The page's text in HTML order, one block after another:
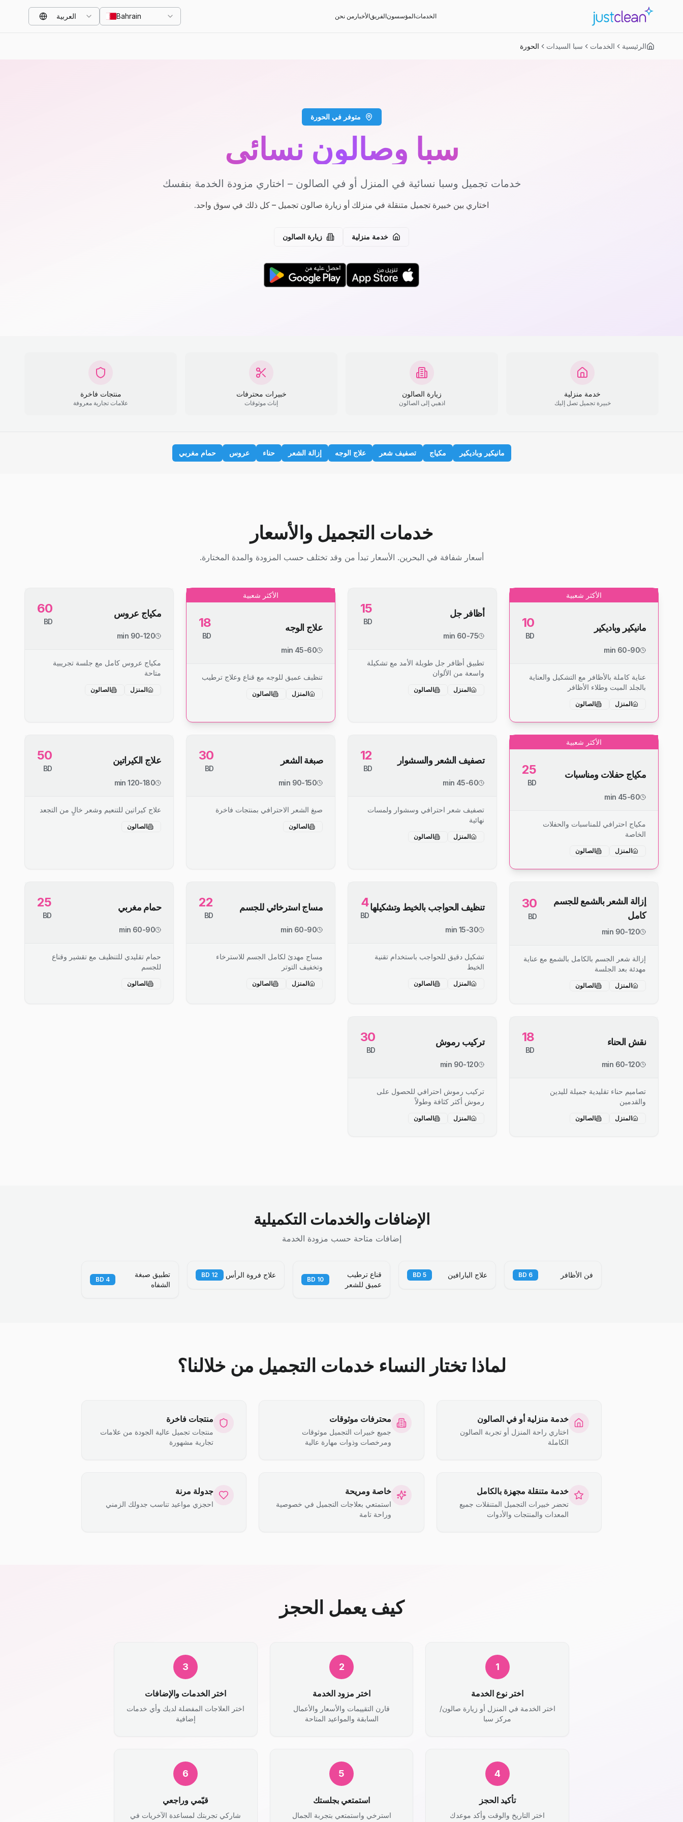
الخدماتالمؤسسونالفريقالأخبار من نحن Bahrain العربية
الرئيسية الخدمات سبا السيدات الحورة
متوفر في الحورة
سبا وصالون نسائي
خدمات تجميل وسبا نسائية في المنزل أو في الصالون – اختاري مزودة الخدمة بنفسك
اختاري بين خبيرة تجميل متنقلة في منزلك أو زيارة صالون تجميل – كل ذلك في سوق واحد.
خدمة منزلية زيارة الصالون
خدمة منزلية
خبيرة تجميل تصل إليك
زيارة الصالون
اذهبي إلى الصالون
خبيرات محترفات
إناث موثوقات
منتجات فاخرة
علامات تجارية معروفة
مانيكير وباديكير مكياج تصفيف شعر علاج الوجه إزالة الشعر حناء عروس حمام مغربي
خدمات التجميل والأسعار
أسعار شفافة في البحرين. الأسعار تبدأ من وقد تختلف حسب المزودة والمدة المختارة.
الأكثر شعبية
مانيكير وباديكير 10
BD
60-90 min
عناية كاملة بالأظافر مع التشكيل والعناية
بالجلد الميت وطلاء الأظافر
المنزل الصالون
أظافر جل 15
BD
60-75 min
تطبيق أظافر جل طويلة الأمد مع تشكيلة
واسعة من الألوان
المنزل الصالون
الأكثر شعبية
علاج الوجه 18
BD
45-60 min
تنظيف عميق للوجه مع قناع وعلاج ترطيب
المنزل الصالون
مكياج عروس 60
BD
90-120 min
مكياج عروس كامل مع جلسة تجريبية
متاحة
المنزل الصالون
الأكثر شعبية
مكياج حفلات ومناسبات 25
BD
45-60 min
مكياج احترافي للمناسبات والحفلات
الخاصة
المنزل الصالون
تصفيف الشعر والسشوار 12
BD
45-60 min
تصفيف شعر احترافي وسشوار ولمسات
نهائية
المنزل الصالون
صبغة الشعر 30
BD
90-150 min
صبغ الشعر الاحترافي بمنتجات فاخرة
الصالون
علاج الكيراتين 50
BD
120-180 min
علاج كيراتين للتنعيم وشعر خالٍ من التجعد
الصالون
إزالة الشعر بالشمع للجسم
كامل
30
BD
90-120 min
إزالة شعر الجسم بالكامل بالشمع مع عناية
مهدئة بعد الجلسة
المنزل الصالون
تنظيف الحواجب بالخيط وتشكيلها4
BD
15-30 min
تشكيل دقيق للحواجب باستخدام تقنية
الخيط
المنزل الصالون
مساج استرخائي للجسم 22
BD
60-90 min
مساج مهدئ لكامل الجسم للاسترخاء
وتخفيف التوتر
المنزل الصالون
حمام مغربي 25
BD
60-90 min
حمام تقليدي للتنظيف مع تقشير وقناع
للجسم
الصالون
نقش الحناء 18
BD
60-120 min
تصاميم حناء تقليدية جميلة لليدين
والقدمين
المنزل الصالون
تركيب رموش 30
BD
90-120 min
تركيب رموش احترافي للحصول على
رموش أكثر كثافة وطولاً
المنزل الصالون
الإضافات والخدمات التكميلية
إضافات متاحة حسب مزودة الخدمة
فن الأظافر 6
BD علاج البارافين 5
BD
قناع ترطيب
عميق للشعر
10
BD
علاج فروة الرأس 12
BD
تطبيق صبغة
الشفاه
4
BD
لماذا تختار النساء خدمات التجميل من خلالنا؟
خدمة منزلية أو في الصالون
اختاري راحة المنزل أو تجربة الصالون
الكاملة
محترفات موثوقات
جميع خبيرات التجميل موثوقات
ومرخصات وذوات مهارة عالية
منتجات فاخرة
منتجات تجميل عالية الجودة من علامات
تجارية مشهورة
خدمة متنقلة مجهزة بالكامل
تحضر خبيرات التجميل المتنقلات جميع
المعدات والمنتجات والأدوات
خاصة ومريحة
استمتعي بعلاجات التجميل في خصوصية
وراحة تامة
جدولة مرنة
احجزي مواعيد تناسب جدولك الزمني
كيف يعمل الحجز
1
اختر نوع الخدمة
اختر الخدمة في المنزل أو زيارة صالون/
مركز سبا
2
اختر مزود الخدمة
قارن التقييمات والأسعار والأعمال
السابقة والمواعيد المتاحة
3
اختر الخدمات والإضافات
اختر العلاجات المفضلة لديك وأي خدمات
إضافية
4
تأكيد الحجز
اختر التاريخ والوقت وأكد موعدك
5
استمتعي بجلستك
استرخي واستمتعي بتجربة الجمال
6
قيّمي وراجعي
شاركي تجربتك لمساعدة الآخريات في